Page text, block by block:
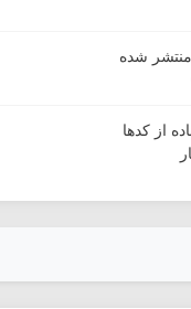
منتشر شده
از کدها